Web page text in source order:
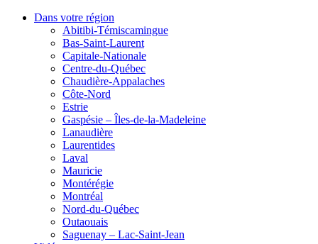
Dans votre région
Abitibi-Témiscamingue
Bas-Saint-Laurent
Capitale-Nationale
Centre-du-Québec
Chaudière-Appalaches
Côte-Nord
Estrie
Gaspésie – Îles-de-la-Madeleine
Lanaudière
Laurentides
Laval
Mauricie
Montérégie
Montréal
Nord-du-Québec
Outaouais
Saguenay – Lac-Saint-Jean